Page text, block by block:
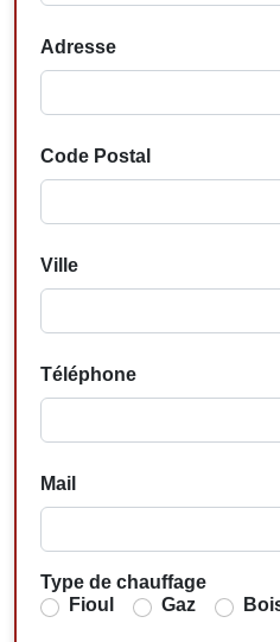
Adresse
Code Postal
Ville
Téléphone
Mail
Type de chauffage
Fioul
Gaz